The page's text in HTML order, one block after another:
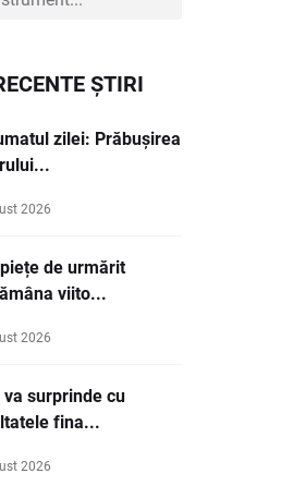
ȘTIRI
zilei: Prăbușirea
2026
de urmărit
viito...
2026
va surprinde cu
fina...
2026